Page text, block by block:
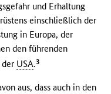
und Erhaltung
einschließlich der
in Europa, der
den führenden
USA.3
aus, dass auch in den